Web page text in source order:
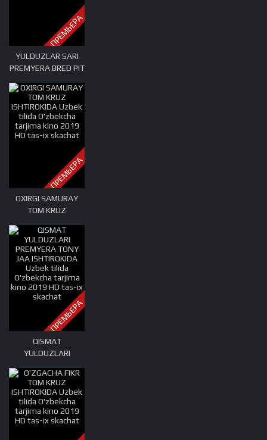
ПРЕМЬЕРА
YULDUZLAR SARI
PREMYERA BRED PIT
tilida O'zbekcha
tarjima kino 2019
HD tas-ix skachat
ПРЕМЬЕРА
OXIRGI SAMURAY
TOM KRUZ
tilida O'zbekcha
tarjima kino 2019
HD tas-ix skachat
ПРЕМЬЕРА
QISMAT
YULDUZLARI
JAA ISHTIROKIDA
Uzbek tilida
O'zbekcha tarjima
kino 2019 HD tas-ix
skachat